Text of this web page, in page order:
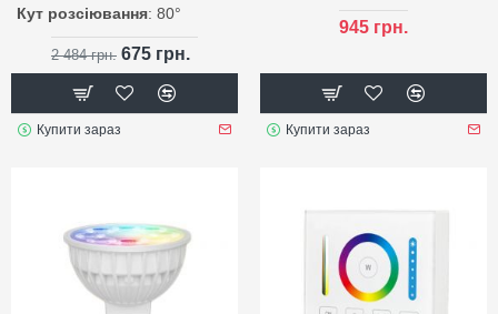
Кут розсіювання: 80°
2 484 грн. 675 грн.
Купити зараз
945 грн.
Купити зараз